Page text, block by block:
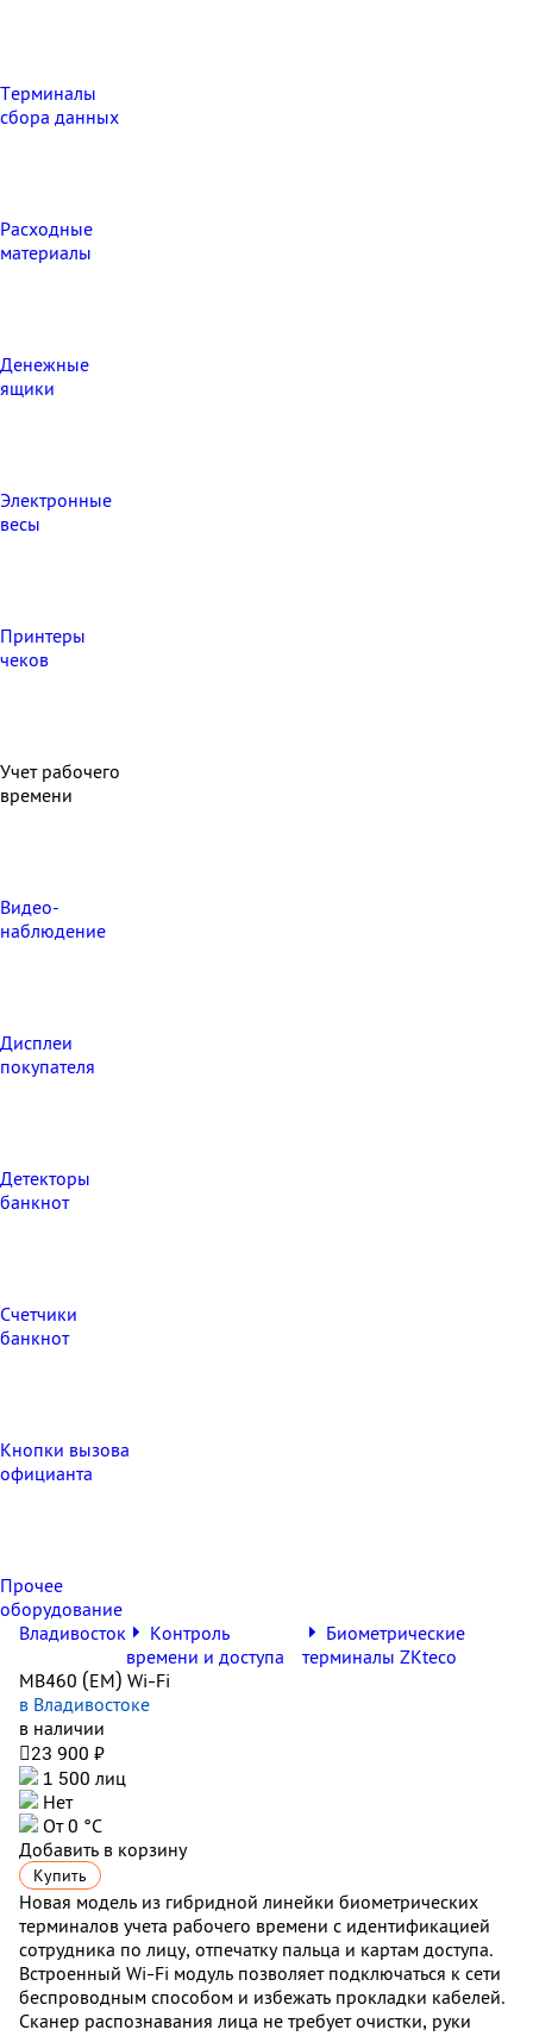
Терминалы
сбора данных
Расходные
материалы
Денежные
ящики
Электронные
весы
Принтеры
чеков
Учет рабочего
времени
Видео‑
наблюдение
Дисплеи
покупателя
Детекторы
банкнот
Счетчики
банкнот
Кнопки вызова
официанта
Прочее
оборудование
Владивосток
Контроль
времени и доступа
Биометрические
терминалы ZKteco
MB460 (EM) Wi-Fi
в Владивостоке
в наличии
23 900 ₽
1 500 лиц
Нет
От 0 °С
Добавить в корзину
Купить
Новая модель из гибридной линейки биометрических
терминалов учета рабочего времени с идентификацией
сотрудника по лицу, отпечатку пальца и картам доступа.
Встроенный Wi-Fi модуль позволяет подключаться к сети
беспроводным способом и избежать прокладки кабелей.
Сканер распознавания лица не требует очистки, руки